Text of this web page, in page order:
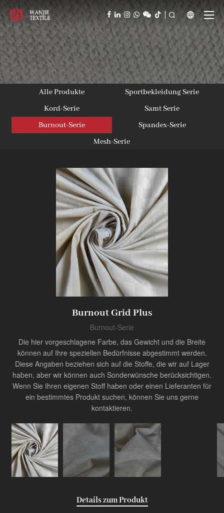
  
Innovator der Industrie
Alle Produkte
Sportbekleidung Serie
Kord-Serie
Samt Serie
Burnout-Serie
Spandex-Serie
Mesh-Serie
Burnout Grid Plus
Burnout-Serie
Die hier vorgeschlagene Farbe, das Gewicht und die Breite
können auf Ihre speziellen Bedürfnisse abgestimmt werden.
Diese Angaben beziehen sich auf die Stoffe, die wir auf Lager
haben, aber wir können auch Sonderwünsche berücksichtigen.
Wenn Sie Ihren eigenen Stoff haben oder einen Lieferanten für
ein bestimmtes Produkt suchen, können Sie uns gerne
kontaktieren.
Details zum Produkt